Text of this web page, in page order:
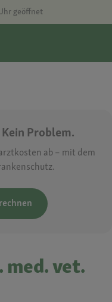
geöffnet
Problem.
ab – mit dem
vet.